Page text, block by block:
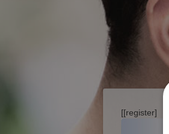
[[register]